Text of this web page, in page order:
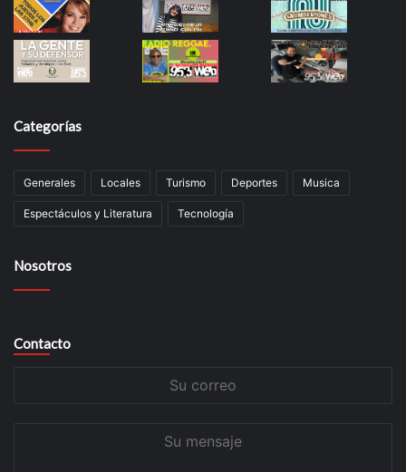
Categorías
Generales Locales Turismo Deportes Musica
Espectáculos y Literatura Tecnología
Nosotros
Contacto